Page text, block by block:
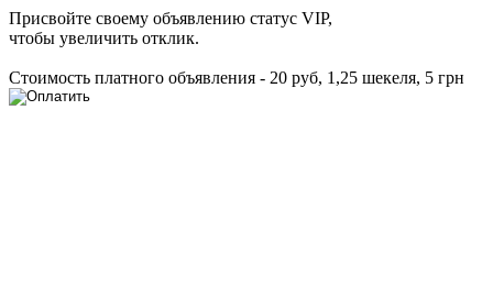
Присвойте своему объявлению статус VIP,
чтобы увеличить отклик.
Стоимость платного объявления - 20 руб, 1,25 шекеля, 5 грн